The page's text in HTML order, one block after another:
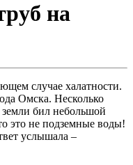
на
случае халатности.
Омска. Несколько
бил небольшой
это не подземные воды!
услышала –